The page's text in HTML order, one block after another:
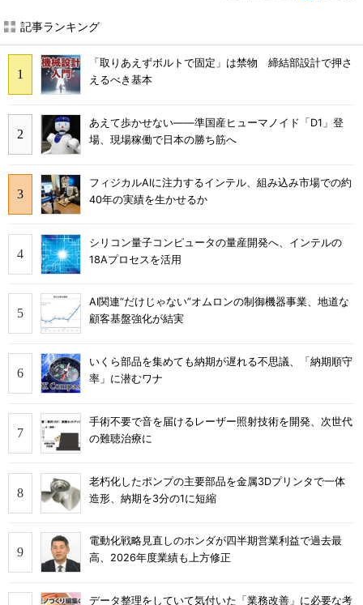
記事ランキング
「取りあえずボルトで固定」は禁物 締結部設計で押さ
えるべき基本
あえて歩かせない――準国産ヒューマノイド「D1」登
場、現場稼働で日本の勝ち筋へ
フィジカルAIに注力するインテル、組み込み市場での約
40年の実績を生かせるか
シリコン量子コンピュータの量産開発へ、インテルの
18Aプロセスを活用
AI関連“だけじゃない”オムロンの制御機器事業、地道な
顧客基盤強化が結実
いくら部品を集めても納期が遅れる不思議、「納期順守
率」に潜むワナ
手術不要で音を届けるレーザー照射技術を開発、次世代
の難聴治療に
老朽化したポンプの主要部品を金属3Dプリンタで一体
造形、納期を3分の1に短縮
電動化戦略見直しのホンダが四半期営業利益で過去最
高、2026年度業績も上方修正
データ整理をしていて気付いた「業務改善」に必要な考